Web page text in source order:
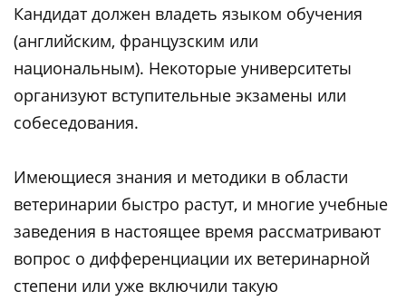
Кандидат должен владеть языком обучения
(английским, французским или
национальным). Некоторые университеты
организуют вступительные экзамены или
собеседования.
Имеющиеся знания и методики в области
ветеринарии быстро растут, и многие учебные
заведения в настоящее время рассматривают
вопрос о дифференциации их ветеринарной
степени или уже включили такую